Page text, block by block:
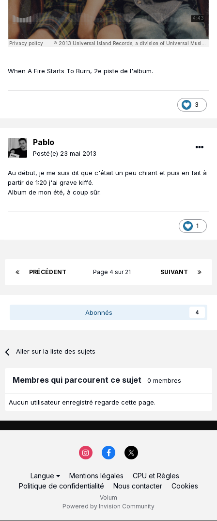
When A Fire Starts To Burn, 2e piste de l'album.
3
Pablo
Posté(e) 23 mai 2013
Au début, je me suis dit que c'était un peu chiant et puis en fait à
partir de 1:20 j'ai grave kiffé.
Album de mon été, à coup sûr.
1
PRÉCÉDENT SUIVANT
Page 4 sur 21
Abonnés 4
Aller sur la liste des sujets
Membres qui parcourent ce sujet 0 membres
Aucun utilisateur enregistré regarde cette page.
Langue Mentions légales
CPU et Règles
Politique de confidentialité
Nous contacter Cookies
Volum
Powered by Invision Community